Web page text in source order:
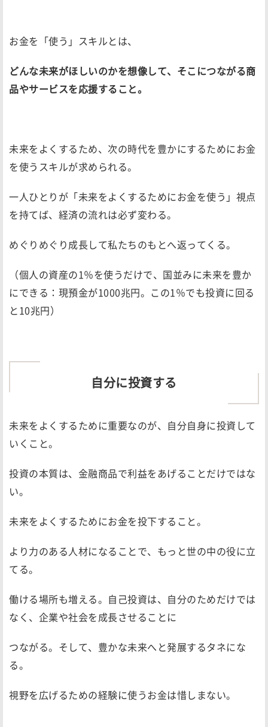
お金を「使う」スキルとは、
どんな未来がほしいのかを想像して、そこにつながる商
品やサービスを応援すること。
未来をよくするため、次の時代を豊かにするためにお金
を使うスキルが求められる。
一人ひとりが「未来をよくするためにお金を使う」視点
を持てば、経済の流れは必ず変わる。
めぐりめぐり成長して私たちのもとへ返ってくる。
（個人の資産の1％を使うだけで、国並みに未来を豊か
にできる：現預金が1000兆円。この1％でも投資に回る
と10兆円）
自分に投資する
未来をよくするために重要なのが、自分自身に投資して
いくこと。
投資の本質は、金融商品で利益をあげることだけではな
い。
未来をよくするためにお金を投下すること。
より力のある人材になることで、もっと世の中の役に立
てる。
働ける場所も増える。自己投資は、自分のためだけでは
なく、企業や社会を成長させることに
つながる。そして、豊かな未来へと発展するタネにな
る。
視野を広げるための経験に使うお金は惜しまない。